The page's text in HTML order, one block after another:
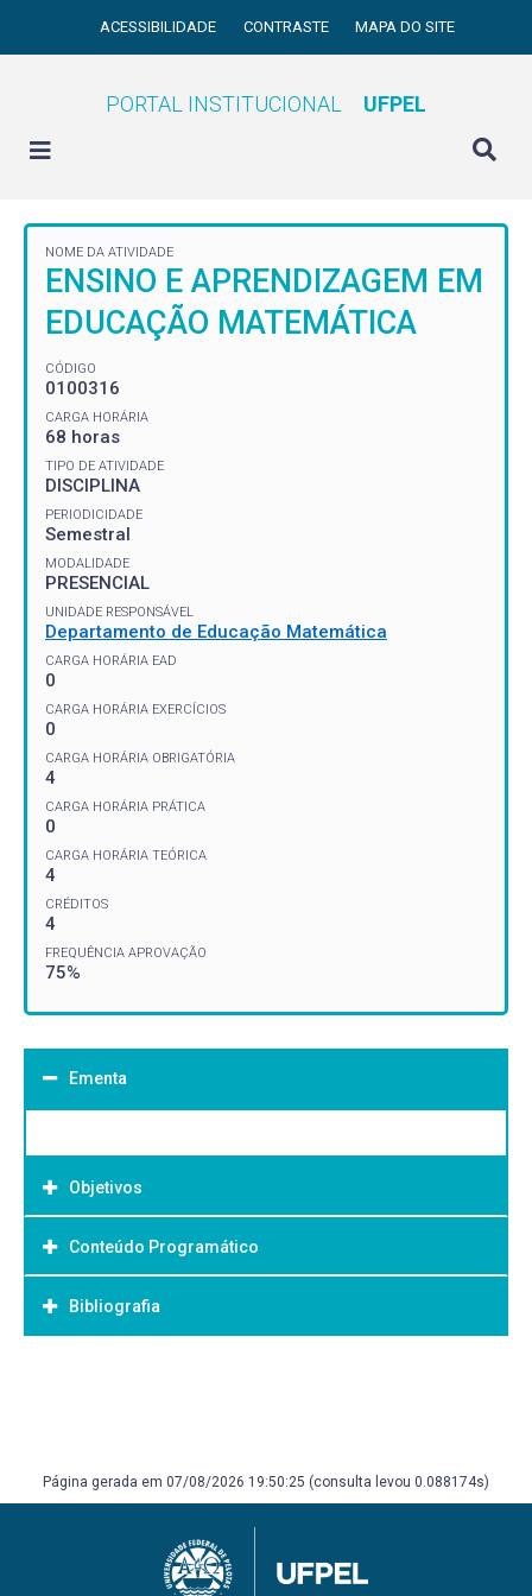
ACESSIBILIDADE CONTRASTE MAPA DO SITE
PORTAL INSTITUCIONAL UFPEL
NOME DA ATIVIDADE
ENSINO E APRENDIZAGEM EM
EDUCAÇÃO MATEMÁTICA
CÓDIGO
0100316
CARGA HORÁRIA
68 horas
TIPO DE ATIVIDADE
DISCIPLINA
PERIODICIDADE
Semestral
MODALIDADE
PRESENCIAL
UNIDADE RESPONSÁVEL
Departamento de Educação Matemática
CARGA HORÁRIA EAD
0
CARGA HORÁRIA EXERCÍCIOS
0
CARGA HORÁRIA OBRIGATÓRIA
4
CARGA HORÁRIA PRÁTICA
0
CARGA HORÁRIA TEÓRICA
4
CRÉDITOS
4
FREQUÊNCIA APROVAÇÃO
75%
Ementa
Objetivos
Objetivo Geral:
Conteúdo Programático
Bibliografia
Página gerada em 07/08/2026 19:50:25 (consulta levou 0.088174s)